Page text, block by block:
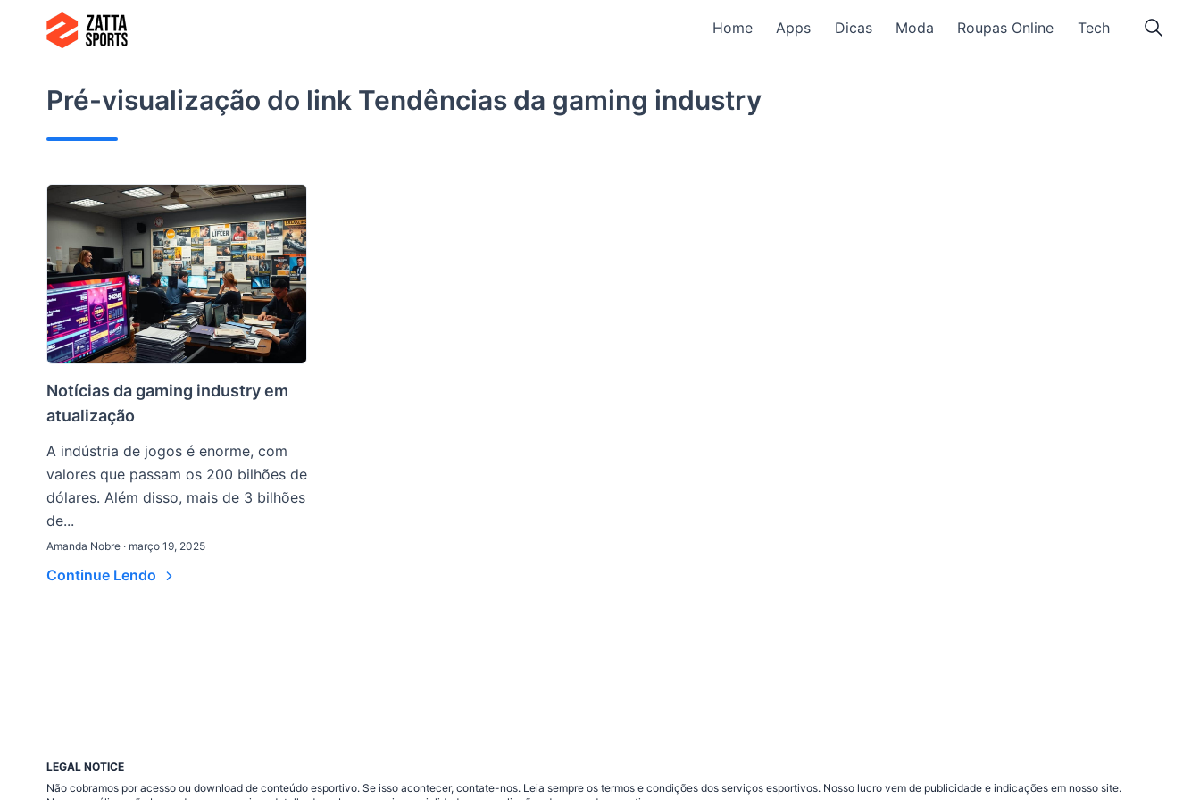
conteúdo
Home Apps Dicas Moda Roupas Online Tech
Pré-visualização do link Tendências da gaming industry
Notícias da gaming industry em
atualização
A indústria de jogos é enorme, com
valores que passam os 200 bilhões de
dólares. Além disso, mais de 3 bilhões
de...
Amanda Nobre · março 19, 2025
Continue Lendo
LEGAL NOTICE
Não cobramos por acesso ou download de conteúdo esportivo. Se isso acontecer, contate-nos. Leia sempre os termos e condições dos serviços esportivos. Nosso lucro vem de publicidade e indicações em nosso site.